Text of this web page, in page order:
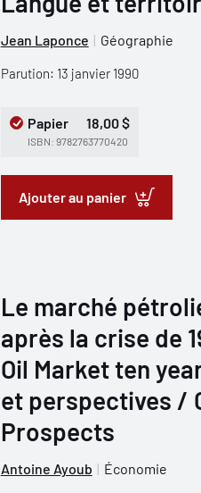
Jean Laponce Géographie
Parution: 13 janvier 1990
Papier 18,00 $
ISBN: 9782763770420
Ajouter au panier
Le marché
après la crise de
Oil Market ten
et perspectives /
Prospects
Antoine Ayoub Économie